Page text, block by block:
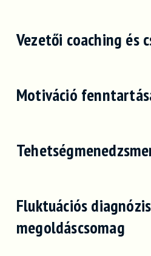
Vezetői coaching és
Motiváció
Fluktuációs
megoldáscsomag